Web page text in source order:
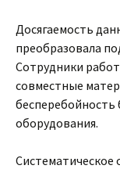
Досягаемость
преобразовала
Сотрудники
совместные
бесперебойность
оборудования.
Систематическое